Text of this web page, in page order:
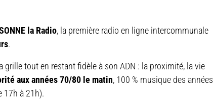
la Radio, la première radio en ligne intercommunale
.
grille tout en restant fidèle à son ADN : la proximité, la vie
aux années 70/80 le matin, 100 % musique des années
17h à 21h).